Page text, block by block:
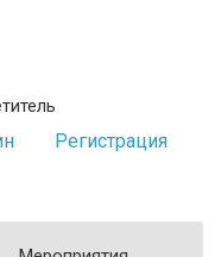
Регистрация